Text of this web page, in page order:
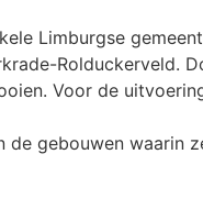
Limburgse
Rolduckerveld.
Voor de
gebouwen waarin